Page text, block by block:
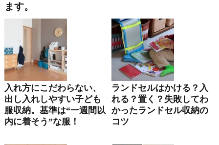
ます。
入れ方にこだわらない、
出し入れしやすい子ども
服収納。基準は“一週間以
内に着そう”な服！
ランドセルはかける？入
れる？置く？失敗してわ
かったランドセル収納の
コツ